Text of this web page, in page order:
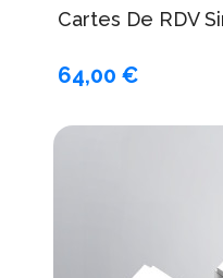
Cartes De RDV
64,00 €